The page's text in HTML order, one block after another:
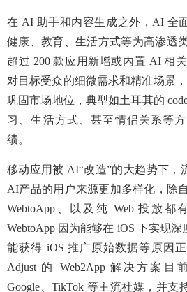
在 AI 助手和内容生成之外，AI 全
健康、教育、生活方式等为高渗透
超过 200 款应用新增或内置 AI 相
对目标受众的细微需求和精准场景
巩固市场地位，典型如土耳其的
习、生活方式、甚至情侣关系等
绩。
移动应用被 AI“改造”的大趋势下，
AI产品的用户来源更加多样化，除
WebtoApp、以及纯 Web 投放都
WebtoApp 因为能够在 iOS 下实现
能获得 iOS 推广原始数据等原因
Adjust 的 Web2App 解决方案目
Google、TikTok 等主流社媒，并支